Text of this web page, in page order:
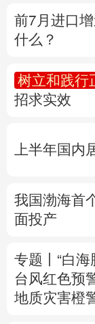
多语种频道
English
Deutsch
前7月进口
什么？
树立和践行
招求实效
上半年国内
我国渤海首
面投产
专题丨 “白
台风红色预
地质灾害橙